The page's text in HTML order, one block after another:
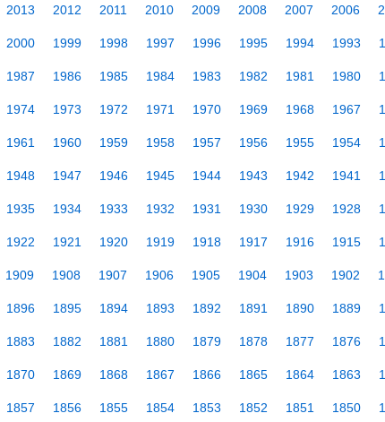
2013 2012 2011 2010 2009 2008 2007 2006
2000 1999 1998 1997 1996 1995 1994 1993
1987 1986 1985 1984 1983 1982 1981 1980
1974 1973 1972 1971 1970 1969 1968 1967
1961 1960 1959 1958 1957 1956 1955 1954
1948 1947 1946 1945 1944 1943 1942 1941
1935 1934 1933 1932 1931 1930 1929 1928
1922 1921 1920 1919 1918 1917 1916 1915
1909 1908 1907 1906 1905 1904 1903 1902
1896 1895 1894 1893 1892 1891 1890 1889
1883 1882 1881 1880 1879 1878 1877 1876
1870 1869 1868 1867 1866 1865 1864 1863
1857 1856 1855 1854 1853 1852 1851 1850